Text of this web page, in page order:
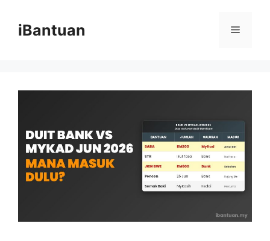
contentiBantuan Menu